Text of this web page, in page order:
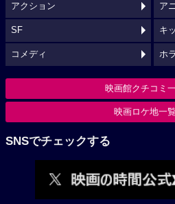
アクション ア
SF キ
コメディ ホ
映画館クチコミ
映画ロケ地一
SNSでチェックする